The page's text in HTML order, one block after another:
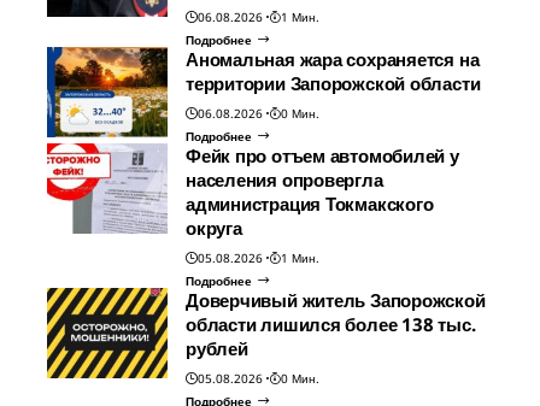
06.08.2026
1 Мин.
Подробнее
Аномальная жара сохраняется на
территории Запорожской области
06.08.2026
0 Мин.
Подробнее
Фейк про отъем автомобилей у
населения опровергла
администрация Токмакского
округа
05.08.2026
1 Мин.
Подробнее
Доверчивый житель Запорожской
области лишился более 138 тыс.
рублей
05.08.2026
0 Мин.
Подробнее